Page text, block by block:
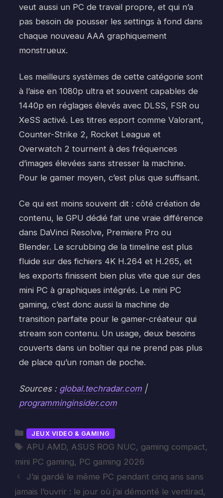
veut aussi un PC de travail propre, et qui n’a
pas besoin de pousser les settings à fond dans
chaque nouveau AAA graphiquement
monstrueux.
Les meilleurs systèmes de cette catégorie sont
à l’aise en 1080p ultra et souvent capables de
1440p en réglages élevés avec DLSS, FSR ou
XeSS activé. Les titres esport comme Valorant,
Counter-Strike 2, Rocket League et
Overwatch 2 tournent à des fréquences
d’images élevées sans stresser la machine.
Pour le gamer moyen, c’est plus que suffisant.
Ce qui est moins souvent dit : côté création de
contenu, le GPU dédié fait une vraie différence
dans DaVinci Resolve, Premiere Pro ou
Blender. Le scrubbing de la timeline est plus
fluide sur des fichiers 4K H.264 et H.265, et
les exports finissent bien plus vite que sur des
mini PC à graphiques intégrés. Le mini PC
gaming, c’est donc aussi la machine de
transition parfaite pour le gamer-créateur qui
stream son contenu. Un usage, deux besoins
couverts dans un boîtier qui ne prend pas plus
de place qu’un roman de poche.
Sources : global.techradar.com |
programminginsider.com
Catégories
JEUX VIDEO & GAMING
Étiquettes
APU AMD, ASUS ROG NUC, gaming compact,
mini PC gaming, PC gaming 2026
J’ai gardé le même PC pendant cinq ans sans
jamais l’ouvrir : le jour où j’ai démonté le ventirad,